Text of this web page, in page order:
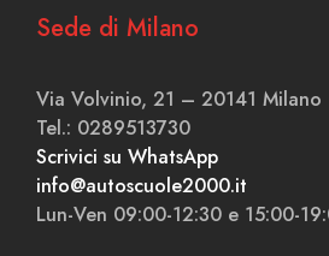
Sede di Milano
Via Volvinio, 21 – 20141 Milano
Tel.: 0289513730
Scrivici su WhatsApp
info@autoscuole2000.it
Lun-Ven 09:00-12:30 e 15:00-